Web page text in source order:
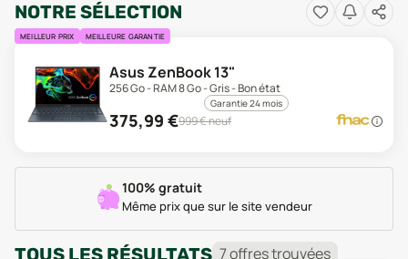
NOTRE SÉLECTION
MEILLEUR PRIX MEILLEURE GARANTIE
Asus ZenBook 13"
256 Go - RAM 8 Go - Gris - Bon état
Garantie 24 mois
375,99 €999€ neuf
100% gratuit
Même prix que sur le site vendeur
TOUS LES RÉSULTATS 7offrestrouvées